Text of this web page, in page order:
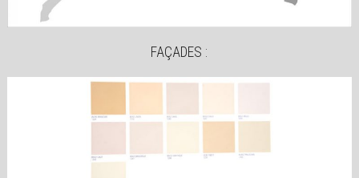
FAÇADES :